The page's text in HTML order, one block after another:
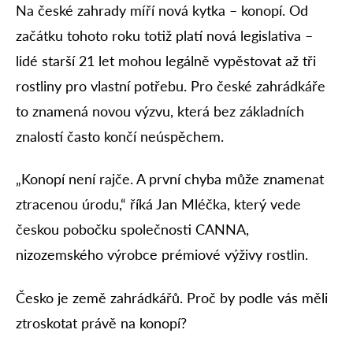
Na české zahrady míří nová kytka – konopí. Od
začátku tohoto roku totiž platí nová legislativa –
lidé starší 21 let mohou legálně vypěstovat až tři
rostliny pro vlastní potřebu. Pro české zahrádkáře
to znamená novou výzvu, která bez základních
znalostí často končí neúspěchem.
„Konopí není rajče. A první chyba může znamenat
ztracenou úrodu,“ říká Jan Mléčka, který vede
českou pobočku společnosti CANNA,
nizozemského výrobce prémiové výživy rostlin.
Česko je země zahrádkářů. Proč by podle vás měli
ztroskotat právě na konopí?